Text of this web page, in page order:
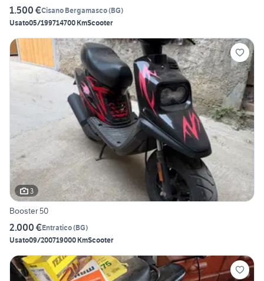
1.500 €Cisano Bergamasco(BG)
Usato05/199714700 KmScooter
3
Booster 50
2.000 €Entratico(BG)
Usato09/200719000 KmScooter